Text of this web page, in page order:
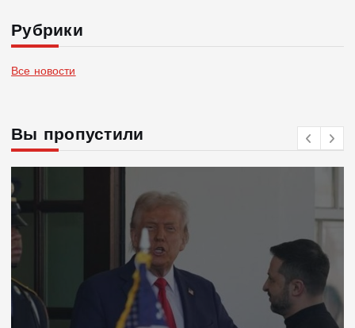
Рубрики
Все новости
Вы пропустили